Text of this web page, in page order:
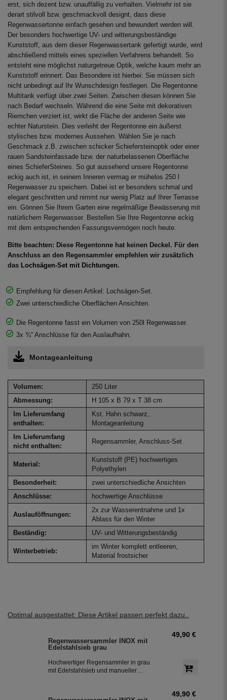
erst, sich dezent bzw. unauffällig zu verhalten. Vielmehr ist sie
derart stilvoll bzw. geschmackvoll designt, dass diese
Regenwassertonne einfach gesehen und bewundert werden will.
Der besonders hochwertige UV- und witterungsbeständige
Kunststoff, aus dem dieser Regenwassertank gefertigt wurde, wird
abschließend mittels eines speziellen Verfahrens behandelt. So
entsteht eine möglichst naturgetreue Optik, welche kaum mehr an
Kunststoff erinnert. Das Besondere ist hierbei: Sie müssen sich
nicht unbedingt auf Ihr Wunschdesign festlegen. Die Regentonne
Multitank verfügt über zwei Seiten. Zwischen diesen können Sie
nach Bedarf wechseln. Während die eine Seite mit dekorativen
Riemchen verziert ist, wirkt die Fläche der anderen Seite wie
echter Naturstein. Dies verleiht der Regentonne ein äußerst
stylisches bzw. modernes Aussehen. Wählen Sie je nach
Geschmack z.B. zwischen schicker Schiefersteinoptik oder einer
rauen Sandsteinfassade bzw. der naturbelassenen Oberfläche
eines SchieferSteines. So gut aussehend unsere Regentonne
eckig auch ist, in seinem Inneren vermag er mühelos 250 l
Regenwasser zu speichern. Dabei ist er besonders schmal und
elegant geschnitten und nimmt nur wenig Platz auf Ihrer Terrasse
ein. Gönnen Sie Ihrem Garten eine regelmäßige Bewässerung mit
natürlichem Regenwasser. Bestellen Sie Ihre Regentonne eckig
mit dem entsprechenden Fassungsvermögen noch heute.
Bitte beachten: Diese Regentonne hat keinen Deckel. Für den
Anschluss an den Regensammler empfehlen wir zusätzlich
das Lochsägen-Set mit Dichtungen.
Empfehlung für diesen Artikel: Lochsägen-Set.
Zwei unterschiedliche Oberflächen Ansichten.
Die Regentonne fasst ein Volumen von 250l Regenwasser.
3x ¾“ Anschlüsse für den Auslaufhahn.
Montageanleitung
Volumen:
250 Liter
Abmessung:
H 105 x B 79 x T 38 cm
Im Lieferumfang
enthalten:
Kst. Hahn schwarz,
Montageanleitung
Im Lieferumfang
nicht enthalten:
Regensammler, Anschluss-Set
Material:
Kunststoff (PE) hochwertiges
Polyethylen
Besonderheit:
zwei unterschiedliche Ansichten
Anschlüsse:
hochwertige Anschlüsse
Auslauföffnungen:
2x zur Wasserentnahme und 1x
Ablass für den Winter
Beständig:
UV- und Witterungsbeständig
Winterbetrieb:
im Winter komplett entleeren,
Material frostsicher
Optimal ausgestattet: Diese Artikel passen perfekt dazu..
Regenwassersammler INOX mit
Edelstahlsieb grau
Hochwertiger Regensammler in grau
mit Edelstahlsieb und manueller
49,90 €
49,90 €